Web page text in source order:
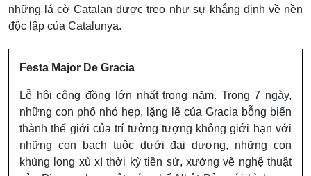
những lá cờ Catalan được treo như sự khẳng định về nền
độc lập của Catalunya.
Festa Major De Gracia
Lễ hội cộng đồng lớn nhất trong năm. Trong 7 ngày,
những con phố nhỏ hẹp, lặng lẽ của Gracia bỗng biến
thành thế giới của trí tưởng tượng không giới hạn với
những con bạch tuộc dưới đại dương, những con
khủng long xù xì thời kỳ tiền sử, xưởng vẽ nghệ thuật